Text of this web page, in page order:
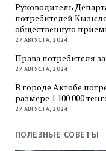
Руководитель
потребителей
общественную
27 АВГУСТА, 2024
Права потребителя
27 АВГУСТА, 2024
В городе Актобе
размере 1 100 000
27 АВГУСТА, 2024
ПОЛЕЗНЫЕ СОВЕТЫ